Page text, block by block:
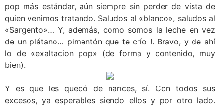
pop más estándar, aún siempre sin perder de vista de
quien venimos tratando. Saludos al «blanco», saludos al
«Sargento»… Y, además, como somos la leche en vez
de un plátano… pimentón que te crío !. Bravo, y de ahí
lo de «exaltacion pop» (de forma y contenido, muy
bien).
Y es que les quedó de narices, sí. Con todos sus
excesos, ya esperables siendo ellos y por otro lado.